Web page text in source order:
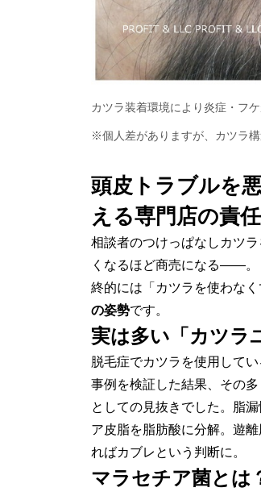
カツラ装着環境により炎症・フ
※個人差がありますが、カツラ
頭皮トラブルを
える専門店の責任
相談者のつけっぱなしカツ
くなるほど商売になる――。
終的には「カツラを使わな
の姿勢です。
実は多い「カツラ
脱毛症でカツラを使用してい
事例を検証した結果、その多
としての見抜きでした。脂
ア皮脂を脂肪酸に分解。遊
ればカブレという判断に。
マラセチア菌とは